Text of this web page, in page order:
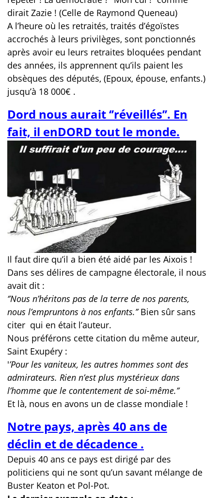
dirait Zazie ! (Celle de Raymond Queneau)
A l’heure où les retraités, traités d’égoïstes
accrochés à leurs privilèges, sont ponctionnés
après avoir eu leurs retraites bloquées pendant
des années, ils apprennent qu’ils paient les
obsèques des députés, (Epoux, épouse, enfants.)
jusqu’à 18 000€ .
Dord nous aurait ‘’réveillés’’. En
fait, il enDORD tout le monde.
Il faut dire qu’il a bien été aidé par les Aixois !
Dans ses délires de campagne électorale, il nous
avait dit :
‘’Nous n’héritons pas de la terre de nos parents,
nous l’empruntons à nos enfants.’’Bien sûr sans
citer qui en était l’auteur.
Nous préférons cette citation du même auteur,
Saint Exupéry :
'’Pour les vaniteux, les autres hommes sont des
admirateurs. Rien n’est plus mystérieux dans
l’homme que le contentement de soi-même.’’
Et là, nous en avons un de classe mondiale !
Notre pays, après 40 ans de
déclin et de décadence .
Depuis 40 ans ce pays est dirigé par des
politiciens qui ne sont qu’un savant mélange de
Buster Keaton et Pol-Pot.